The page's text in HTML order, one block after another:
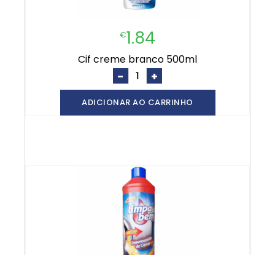
€1.84
cif creme branco 500ml
- +
ADICIONAR AO CARRINHO